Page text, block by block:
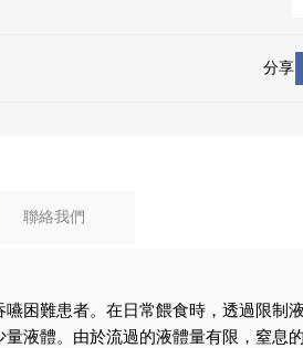
分享
聯絡我們
嚥困難患者。在日常餵食時，透過限制
量液體。由於流過的液體量有限，窒息